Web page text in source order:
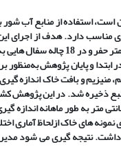
است،استفاده از منابع آب شور
مناسب دارد. هدف از اجرای
. به همین منظور 36 چاله به عمق 60 و قطر 50 سانتی­ متر
شد و 18 چاله نیز به‌عنوان شاهد انتخاب شد. سه نمونه خاک از عمق 50 سانتی­ متری در ابتدا و
منیزیم و بافت خاک اندازه­
ذخیره شد. در این پژوهش
چای ترش با دو روش آبیاری قطره­ای و سفالی آزمایش شد. گیاهان به‌طور ماهانه آبیاری شدند. رطوبت خاک در عمق 60
نمونه ­های خاک ازلحاظ آماری
داشت.نتیجه­ گیری می ­شود